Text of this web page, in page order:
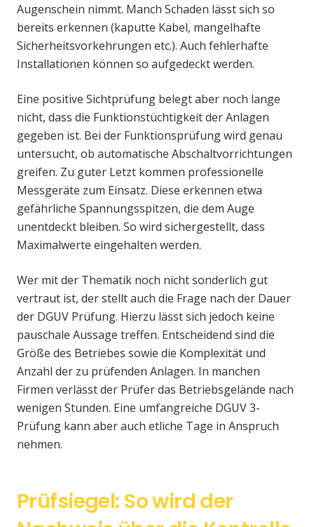
Augenschein nimmt. Manch Schaden lässt sich so
bereits erkennen (kaputte Kabel, mangelhafte
Sicherheitsvorkehrungen etc.). Auch fehlerhafte
Installationen können so aufgedeckt werden.
Eine positive Sichtprüfung belegt aber noch lange
nicht, dass die Funktionstüchtigkeit der Anlagen
gegeben ist. Bei der Funktionsprüfung wird genau
untersucht, ob automatische Abschaltvorrichtungen
greifen. Zu guter Letzt kommen professionelle
Messgeräte zum Einsatz. Diese erkennen etwa
gefährliche Spannungsspitzen, die dem Auge
unentdeckt bleiben. So wird sichergestellt, dass
Maximalwerte eingehalten werden.
Wer mit der Thematik noch nicht sonderlich gut
vertraut ist, der stellt auch die Frage nach der Dauer
der DGUV Prüfung. Hierzu lässt sich jedoch keine
pauschale Aussage treffen. Entscheidend sind die
Größe des Betriebes sowie die Komplexität und
Anzahl der zu prüfenden Anlagen. In manchen
Firmen verlässt der Prüfer das Betriebsgelände nach
wenigen Stunden. Eine umfangreiche DGUV 3-
Prüfung kann aber auch etliche Tage in Anspruch
nehmen.
Prüfsiegel: So wird der